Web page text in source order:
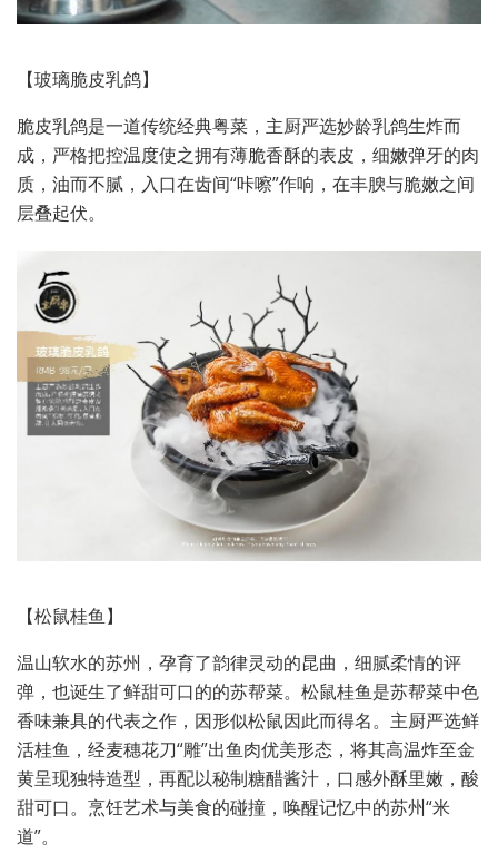
【玻璃脆皮乳鸽】
脆皮乳鸽是一道传统经典粤菜，主厨严选妙龄乳鸽生炸而
成，严格把控温度使之拥有薄脆香酥的表皮，细嫩弹牙的肉
质，油而不腻，入口在齿间“咔嚓”作响，在丰腴与脆嫩之间
层叠起伏。
【松鼠桂鱼】
温山软水的苏州，孕育了韵律灵动的昆曲，细腻柔情的评
弹，也诞生了鲜甜可口的的苏帮菜。松鼠桂鱼是苏帮菜中色
香味兼具的代表之作，因形似松鼠因此而得名。主厨严选鲜
活桂鱼，经麦穗花刀“雕”出鱼肉优美形态，将其高温炸至金
黄呈现独特造型，再配以秘制糖醋酱汁，口感外酥里嫩，酸
甜可口。烹饪艺术与美食的碰撞，唤醒记忆中的苏州“米
道”。